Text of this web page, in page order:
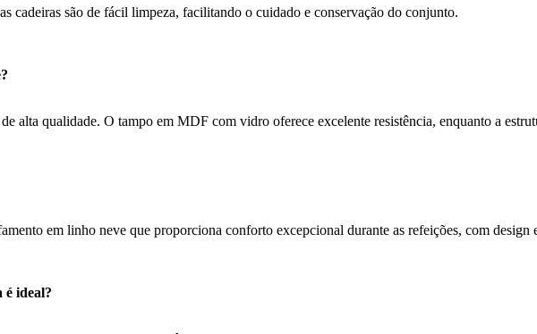
cadeiras são de fácil limpeza, facilitando o cuidado e conservação do conjunto.
alta qualidade. O tampo em MDF com vidro oferece excelente resistência, enquanto a
em linho neve que proporciona conforto excepcional durante as refeições, com
ideal?